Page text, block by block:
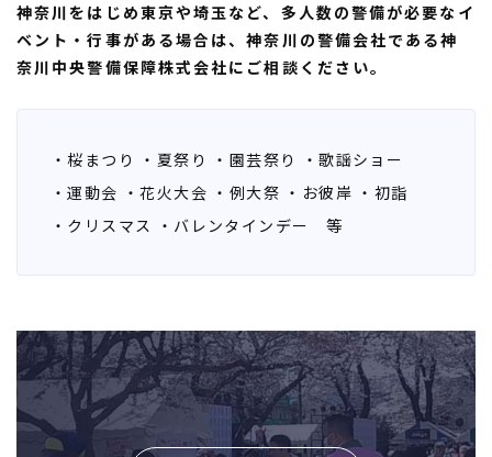
神奈川をはじめ東京や埼玉など、多人数の警備が必要なイ
ベント・行事がある場合は、神奈川の警備会社である神
奈川中央警備保障株式会社にご相談ください。
・桜まつり ・夏祭り ・園芸祭り
・歌謡ショー
・運動会 ・花火大会 ・例大祭 ・お彼岸 ・初詣
・クリスマス ・バレンタインデー 等